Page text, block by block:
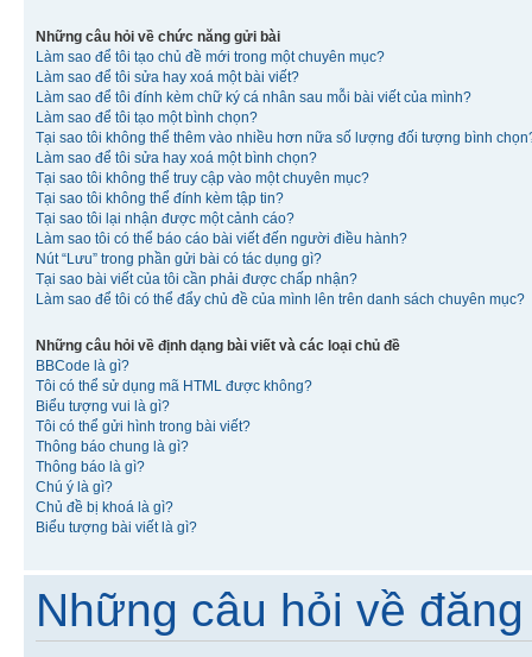
Những câu hỏi về chức năng gửi bài
Làm sao để tôi tạo chủ đề mới trong một chuyên mục?
Làm sao để tôi sửa hay xoá một bài viết?
Làm sao để tôi đính kèm chữ ký cá nhân sau mỗi bài viết của mình?
Làm sao để tôi tạo một bình chọn?
Tại sao tôi không thể thêm vào nhiều hơn nữa số lượng đối tượng bình
Làm sao để tôi sửa hay xoá một bình chọn?
Tại sao tôi không thể truy cập vào một chuyên mục?
Tại sao tôi không thể đính kèm tập tin?
Tại sao tôi lại nhận được một cảnh cáo?
Làm sao tôi có thể báo cáo bài viết đến người điều hành?
Nút “Lưu” trong phần gửi bài có tác dụng gì?
Tại sao bài viết của tôi cần phải được chấp nhận?
Làm sao để tôi có thể đẩy chủ đề của mình lên trên danh sách chuyên mục?
Những câu hỏi về định dạng bài viết và các loại chủ đề
BBCode là gì?
Tôi có thể sử dụng mã HTML được không?
Biểu tượng vui là gì?
Tôi có thể gửi hình trong bài viết?
Thông báo chung là gì?
Thông báo là gì?
Chú ý là gì?
Chủ đề bị khoá là gì?
Biểu tượng bài viết là gì?
Những câu hỏi về